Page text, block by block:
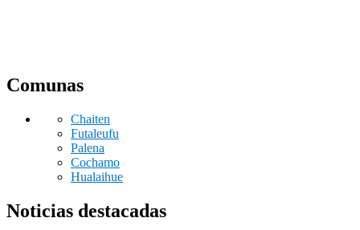
Comunas
Chaiten
Futaleufu
Palena
Cochamo
Hualaihue
Noticias destacadas